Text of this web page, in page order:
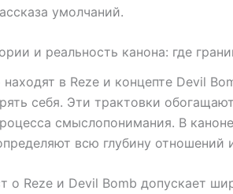
умолчаний.
и реальность канона: где
в Reze и концепте Devil
себя. Эти трактовки
смыслопонимания. В
всю глубину отношений
о Reze и Devil Bomb допускает